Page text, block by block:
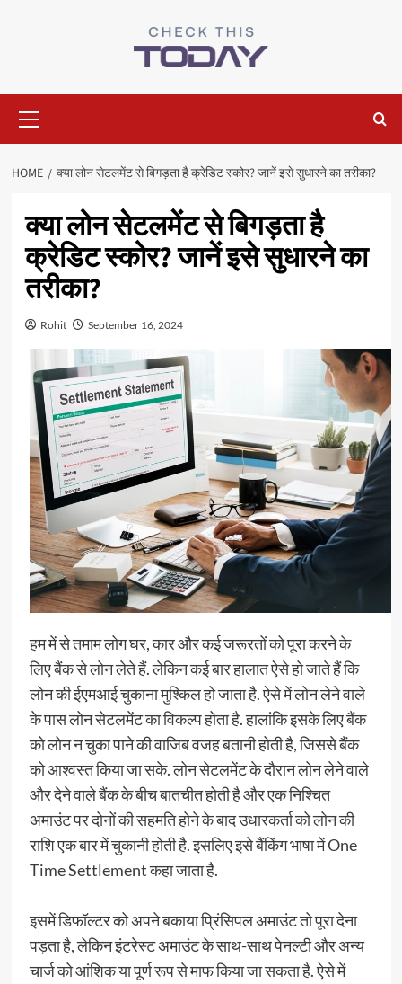
Menu
HOME क्या लोन सेटलमेंट से बिगड़ता है क्रेडिट स्‍कोर? जानें इसे सुधारने का तरीका?
क्या लोन सेटलमेंट से बिगड़ता है
क्रेडिट स्‍कोर? जानें इसे सुधारने का
तरीका?
Rohit September 16, 2024
हम में से तमाम लोग घर, कार और कई जरूरतों को पूरा करने के
लिए बैंक से लोन लेते हैं. लेकिन कई बार हालात ऐसे हो जाते हैं कि
लोन की ईएमआई चुकाना मुश्किल हो जाता है. ऐसे में लोन लेने वाले
के पास लोन सेटलमेंट का विकल्‍प होता है. हालांकि इसके लिए बैंक
को लोन न चुका पाने की वाजिब वजह बतानी होती है, जिससे बैंक
को आश्‍वस्‍त किया जा सके. लोन सेटलमेंट के दौरान लोन लेने वाले
और देने वाले बैंक के बीच बातचीत होती है और एक निश्चित
अमाउंट पर दोनों की सहमति होने के बाद उधारकर्ता को लोन की
राशि एक बार में चुकानी होती है. इसलिए इसे बैंकिंग भाषा में One
Time Settlement कहा जाता है.
इसमें डिफॉल्‍टर को अपने बकाया प्रिंसिपल अमाउंट तो पूरा देना
पड़ता है, लेकिन इंटरेस्ट अमाउंट के साथ-साथ पेनल्टी और अन्य
चार्ज को आंशिक या पूर्ण रूप से माफ किया जा सकता है. ऐसे में